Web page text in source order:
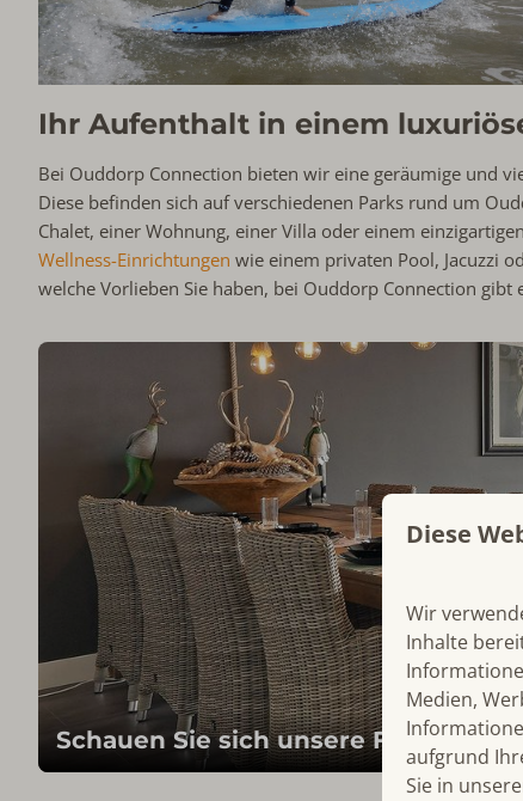
Ihr Aufenthalt in einem
Bei Ouddorp Connection bieten wir eine geräumige und
Diese befinden sich auf verschiedenen Parks rund um
Chalet, einer Wohnung, einer Villa oder einem
Wellness-Einrichtungen wie einem privaten Pool, Jacuzzi
welche Vorlieben Sie haben, bei Ouddorp Connection gibt
Schauen Sie sich unsere
Diese
Wir
Inhalte
Medien,
aufgrund
Sie in